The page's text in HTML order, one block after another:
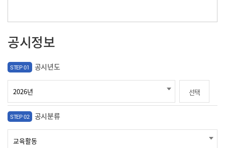
공시정보
STEP 01 공시년도
선택
STEP 02 공시분류